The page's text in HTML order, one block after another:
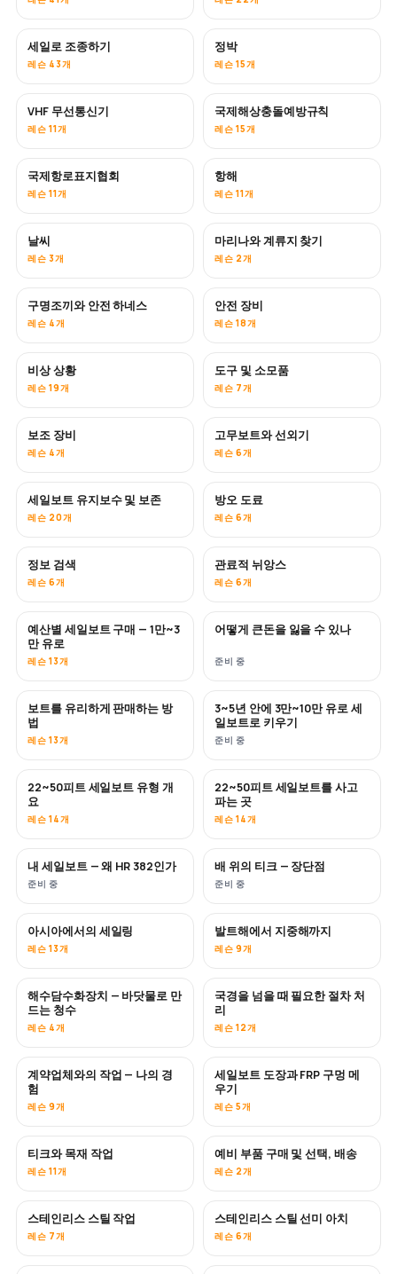
세일로 조종하기
레슨 43개
정박
레슨 15개
VHF 무선통신기
레슨 11개
국제해상충돌예방규칙
레슨 15개
국제항로표지협회
레슨 11개
항해
레슨 11개
날씨
레슨 3개
마리나와 계류지 찾기
레슨 2개
구명조끼와 안전 하네스
레슨 4개
안전 장비
레슨 18개
비상 상황
레슨 19개
도구 및 소모품
레슨 7개
보조 장비
레슨 4개
고무보트와 선외기
레슨 6개
세일보트 유지보수 및 보존
레슨 20개
곧 공개
방오 도료
레슨 6개
정보 검색
레슨 6개
관료적 뉘앙스
레슨 6개
곧 공개
예산별 세일보트 구매 — 1만~3
만 유로
레슨 13개
곧 공개
어떻게 큰돈을 잃을 수 있나
준비 중
신규
보트를 유리하게 판매하는 방
법
레슨 13개
신규
3~5년 안에 3만~10만 유로 세
일보트로 키우기
준비 중
곧 공개
22~50피트 세일보트 유형 개
요
레슨 14개
곧 공개
22~50피트 세일보트를 사고
파는 곳
레슨 14개
곧 공개
내 세일보트 — 왜 HR 382인가
준비 중
곧 공개
배 위의 티크 — 장단점
준비 중
곧 공개
아시아에서의 세일링
레슨 13개
곧 공개
발트해에서 지중해까지
레슨 9개
곧 공개
해수담수화장치 — 바닷물로 만
드는 청수
레슨 4개
국경을 넘을 때 필요한 절차 처
리
레슨 12개
곧 공개
계약업체와의 작업 — 나의 경
험
레슨 9개
곧 공개
세일보트 도장과 FRP 구멍 메
우기
레슨 5개
티크와 목재 작업
레슨 11개
곧 공개
예비 부품 구매 및 선택, 배송
레슨 2개
곧 공개
스테인리스 스틸 작업
레슨 7개
스테인리스 스틸 선미 아치
레슨 6개